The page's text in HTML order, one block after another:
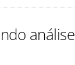
análise